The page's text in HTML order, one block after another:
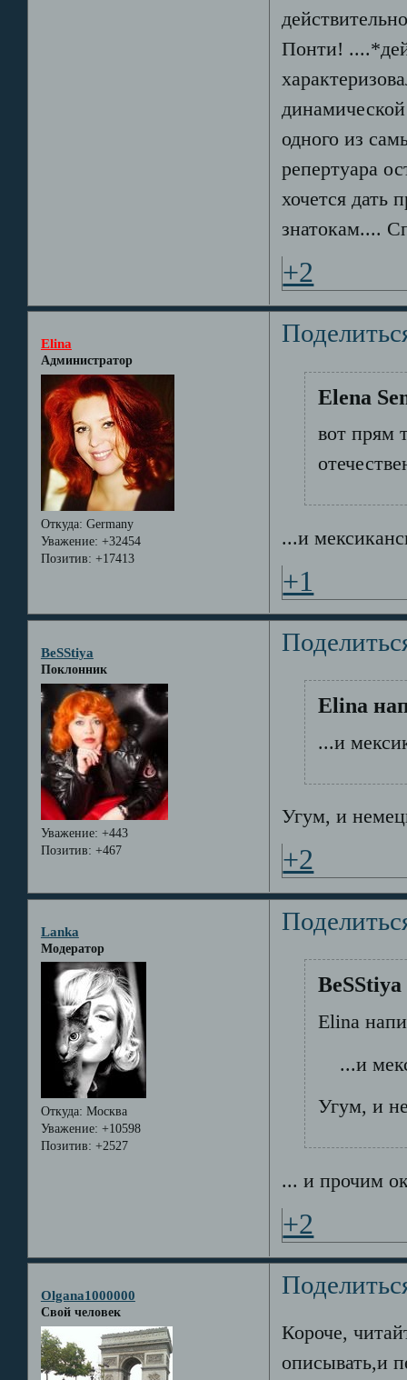
Понти!
одного из
репертуара
хочется дать
знатокам....
+2
Elina
Администратор
Откуда: Germany
Уважение: +32454
Позитив: +17413
Elena
вот прям
...и
+1
BeSStiya
Поклонник
Уважение: +443
Позитив: +467
Elina
...и
Угум, и
+2
Lanka
Модератор
Откуда: Москва
Уважение: +10598
Позитив: +2527
Elina
...и
Угум, и
... и прочим
+2
Olgana1000000
Свой человек
Короче,
описывать,и